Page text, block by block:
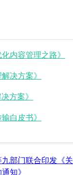
内容管理之路》
决方案》
方案》
白皮书》
部门联合印发《
知》